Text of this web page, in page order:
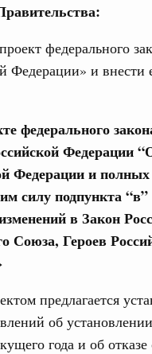
федерального
Федерации» и внести
федерального
Федерации
Федерации и
силу подпункта
в Закон
Союза, Героев
предлагается
об
года и об
(2026 год,
16 июля, четверг
(2026 год,
бюджетные
(2026 год,